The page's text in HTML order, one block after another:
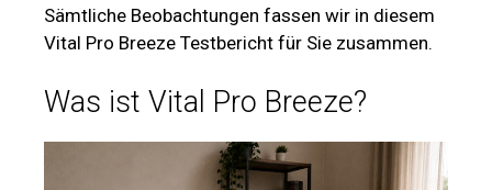
Sämtliche Beobachtungen fassen wir in diesem
Vital Pro Breeze Testbericht für Sie zusammen.
Was ist Vital Pro Breeze?